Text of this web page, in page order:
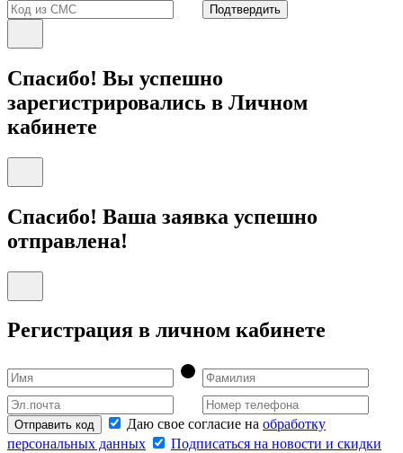
Подтвердить
Спасибо! Вы успешно
зарегистрировались в Личном
кабинете
Спасибо! Ваша заявка успешно
отправлена!
Регистрация в личном кабинете
Отправить код Даю свое согласие на обработку
персональных данных
Подписаться на новости и скидки